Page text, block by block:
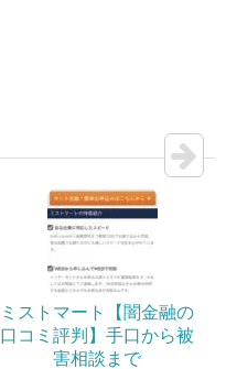
ミストマート【闇金融の
口コミ評判】手口から被
害相談まで